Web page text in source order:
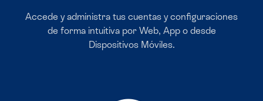
Accede y administra tus cuentas y configuraciones
de forma intuitiva por Web, App o desde
Dispositivos Móviles.